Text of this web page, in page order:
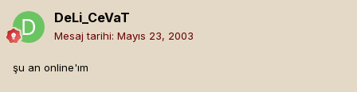
DeLi_CeVaT
Mesaj tarihi: Mayıs 23, 2003
şu an online'ım